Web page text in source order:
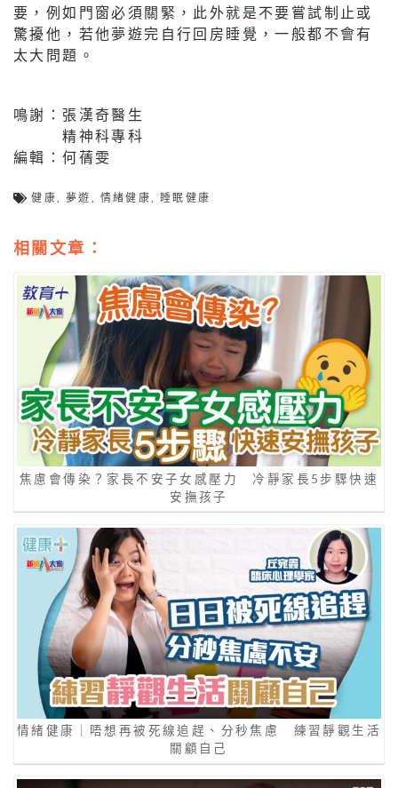
要，例如門窗必須關緊，此外就是不要嘗試制止或
驚擾他，若他夢遊完自行回房睡覺，一般都不會有
太大問題。
鳴謝：張漢奇醫生
精神科專科
編輯：何蒨雯
健康 ,夢遊 情緒健康 睡眠健康
相關文章：
焦慮會傳染？家長不安子女感壓力 冷靜家長5步驟快速
安撫孩子
情緒健康｜唔想再被死線追趕、分秒焦慮 練習靜觀生活
關顧自己